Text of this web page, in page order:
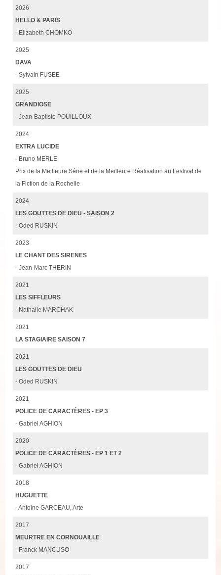
2026
HELLO & PARIS
- Elizabeth CHOMKO
2025
DAVA
- Sylvain FUSEE
2025
GRANDIOSE
- Jean-Baptiste POUILLOUX
2024
EXTRA LUCIDE
- Bruno MERLE
Prix de la Meilleure Série et de la Meilleure Réalisation au Festival de
la Fiction de la Rochelle
2024
LES GOUTTES DE DIEU - SAISON 2
- Oded RUSKIN
2023
LE CHANT DES SIRENES
- Jean-Marc THERIN
2021
LES SIFFLEURS
- Nathalie MARCHAK
2021
LA STAGIAIRE SAISON 7
2021
LES GOUTTES DE DIEU
- Oded RUSKIN
2021
POLICE DE CARACTÈRES - EP 3
- Gabriel AGHION
2020
POLICE DE CARACTÈRES - EP 1 ET 2
- Gabriel AGHION
2018
HUGUETTE
- Antoine GARCEAU, Arte
2017
MEURTRE EN CORNOUAILLE
- Franck MANCUSO
2017